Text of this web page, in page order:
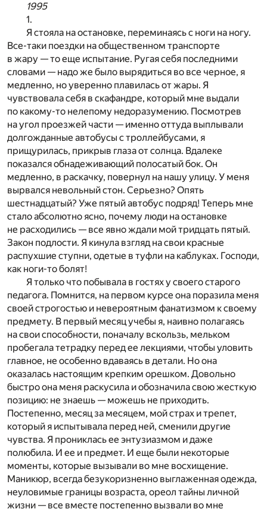
1995
1.
Я стояла на остановке, переминаясь с ноги на ногу.
Все-таки поездки на общественном транспорте
в жару — то еще испытание. Ругая себя последними
словами — надо же было вырядиться во все черное, я
медленно, но уверенно плавилась от жары. Я
чувствовала себя в скафандре, который мне выдали
по какому-то нелепому недоразумению. Посмотрев
на угол проезжей части — именно оттуда выплывали
долгожданные автобусы с троллейбусами, я
прищурилась, прикрыв глаза от солнца. Вдалеке
показался обнадеживающий полосатый бок. Он
медленно, в раскачку, повернул на нашу улицу. У меня
вырвался невольный стон. Серьезно? Опять
шестнадцатый? Уже пятый автобус подряд! Теперь мне
стало абсолютно ясно, почему люди на остановке
не расходились — все явно ждали мой тридцать пятый.
Закон подлости. Я кинула взгляд на свои красные
распухшие ступни, одетые в туфли на каблуках. Господи,
как ноги-то болят!
Я только что побывала в гостях у своего старого
педагога. Помнится, на первом курсе она поразила меня
своей строгостью и невероятным фанатизмом к своему
предмету. В первый месяц учебы я, наивно полагаясь
на свои способности, поначалу вскользь, мельком
пробегала тетрадку перед ее лекциями, чтобы уловить
главное, не особенно вдаваясь в детали. Но она
оказалась настоящим крепким орешком. Довольно
быстро она меня раскусила и обозначила свою жесткую
позицию: не знаешь — можешь не приходить.
Постепенно, месяц за месяцем, мой страх и трепет,
который я испытывала перед ней, сменили другие
чувства. Я прониклась ее энтузиазмом и даже
полюбила. И ее и предмет. И еще были некоторые
моменты, которые вызывали во мне восхищение.
Маникюр, всегда безукоризненно выглаженная одежда,
неуловимые границы возраста, ореол тайны личной
жизни — все вместе постепенно вызвали во мне